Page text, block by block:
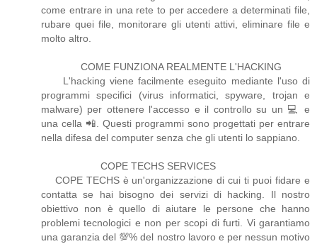
come entrare in una rete to per accedere a determinati file,
rubare quei file, monitorare gli utenti attivi, eliminare file e
molto altro.
COME FUNZIONA REALMENTE L'HACKING
L'hacking viene facilmente eseguito mediante l'uso di
programmi specifici (virus informatici, spyware, trojan e
malware) per ottenere l'accesso e il controllo su un 💻 e
una cella 📲. Questi programmi sono progettati per entrare
nella difesa del computer senza che gli utenti lo sappiano.
COPE TECHS SERVICES
COPE TECHS è un'organizzazione di cui ti puoi fidare e
contatta se hai bisogno dei servizi di hacking. Il nostro
obiettivo non è quello di aiutare le persone che hanno
problemi tecnologici e non per scopi di furti. Vi garantiamo
una garanzia del 💯% del nostro lavoro e per nessun motivo